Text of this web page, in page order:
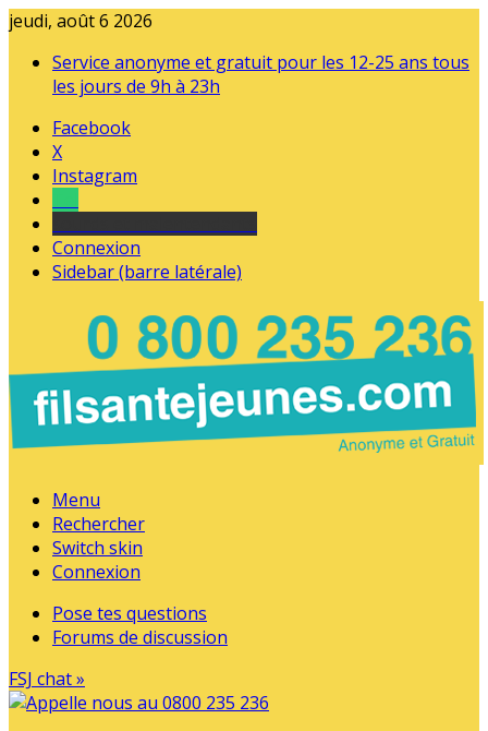
jeudi, août 6 2026
Service anonyme et gratuit pour les 12-25 ans tous
les jours de 9h à 23h
Facebook
X
Instagram
Connexion
Sidebar (barre latérale)
Menu
Rechercher
Switch skin
Connexion
Pose tes questions
Forums de discussion
FSJ chat »